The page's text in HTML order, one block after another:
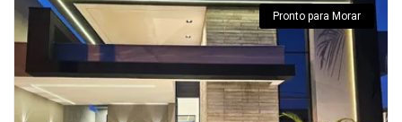
Pronto para Morar